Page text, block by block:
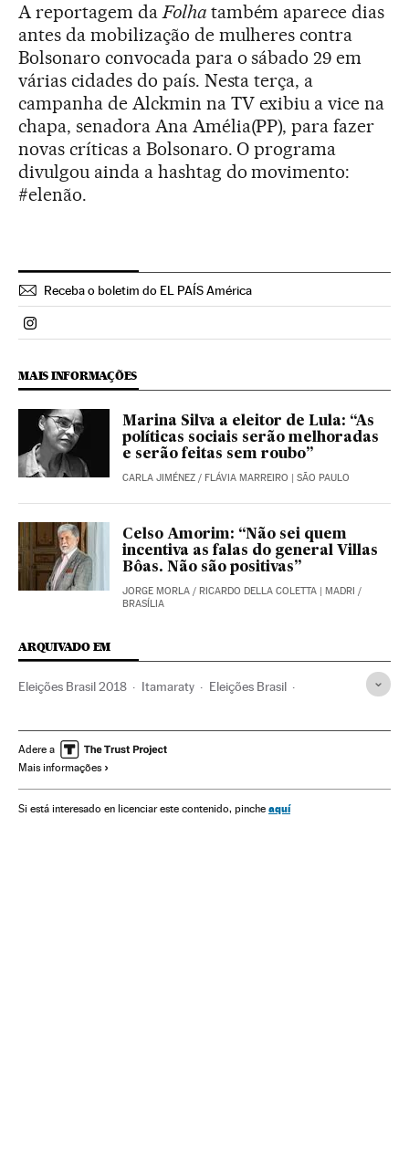
A reportagem daFolha também aparece dias
antes da mobilização de mulheres contra
Bolsonaro convocada para o sábado 29 em
várias cidades do país. Nesta terça, a
campanha de Alckmin na TV exibiu a vice na
chapa, senadora Ana Amélia(PP), para fazer
novas críticas a Bolsonaro. O programa
divulgou ainda a hashtag do movimento:
#elenão.
Receba o boletim do EL PAÍS América
Politica El País Brasil en Instagram
MAIS INFORMAÇÕES
Marina Silva a eleitor de Lula: “As
políticas sociais serão melhoradas
e serão feitas sem roubo”
CARLA JIMÉNEZ / FLÁVIA MARREIRO | SÃO PAULO
Celso Amorim: “Não sei quem
incentiva as falas do general Villas
Bôas. Não são positivas”
JORGE MORLA / RICARDO DELLA COLETTA | MADRI /
BRASÍLIA
ARQUIVADO EM
Eleições Brasil 2018 Itamaraty Eleições Brasil
Administração Estado Política
Movimento #EleNão
Movimentos sociais Mulheres América do Sul
Adere a
Mais informações
Si está interesado en licenciar este contenido, pinche aquí